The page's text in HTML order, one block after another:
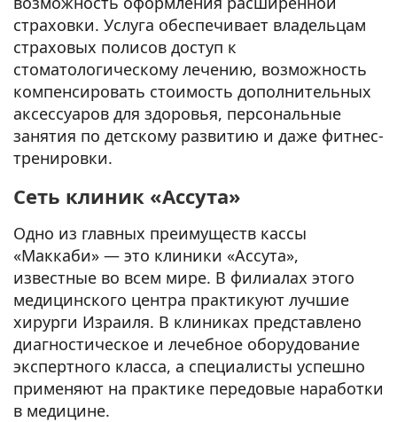
страховки. Услуга обеспечивает владельцам
страховых полисов доступ к
стоматологическому лечению, возможность
компенсировать стоимость дополнительных
аксессуаров для здоровья, персональные
занятия по детскому развитию и даже фитнес-
тренировки.
Сеть клиник «Ассута»
Одно из главных преимуществ кассы
«Маккаби» — это клиники «Ассута»,
известные во всем мире. В филиалах этого
медицинского центра практикуют лучшие
хирурги Израиля. В клиниках представлено
диагностическое и лечебное оборудование
экспертного класса, а специалисты успешно
применяют на практике передовые наработки
в медицине.